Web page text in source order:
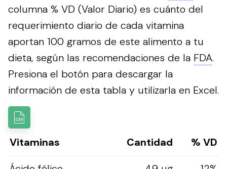
columna % VD (Valor Diario) es cuánto del
requerimiento diario de cada vitamina
aportan 100 gramos de este alimento a tu
dieta, según las recomendaciones de la FDA.
Presiona el botón para descargar la
información de esta tabla y utilizarla en Excel.
Vitaminas Cantidad
% VD